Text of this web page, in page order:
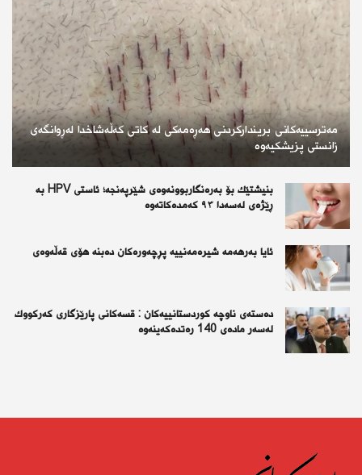
مەترسییەکانی بریندارکردنی هەڕەمەکی لە کاتی کەڵەشاخدا لەڕوانگەی
زانستی پزیشکیەوە
بنیشتێك بۆ بەرەنگاربوونەوەی شێرپەنجە؛ ئاستی HPV بە
ڕێژەی لەسەدا ٩٣ كەمدەكاتەوە
ئايا به‌رهه‌مه‌ شيره‌مه‌نييه‌ پڕچه‌وره‌كان ده‌بنه‌ هۆى قه‌ڵه‌وه‌ى
دەستەی ناوچە كوردستانییەكان : قسەكانی پارێزگاری كەركووك
لەسەر مادەی 140 رەتدەكەینەوە